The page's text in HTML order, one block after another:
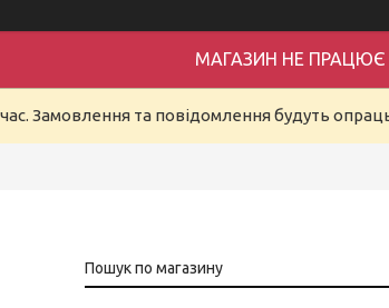
МАГАЗИН НЕ ПРАЦЮЄ
Замовлення та повідомлення будуть